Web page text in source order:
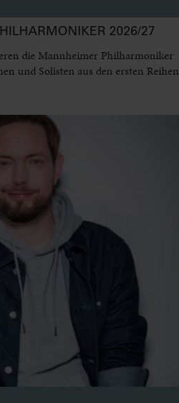
2026/27
die Mannheimer Philharmoniker
und Solisten aus den ersten Reihen